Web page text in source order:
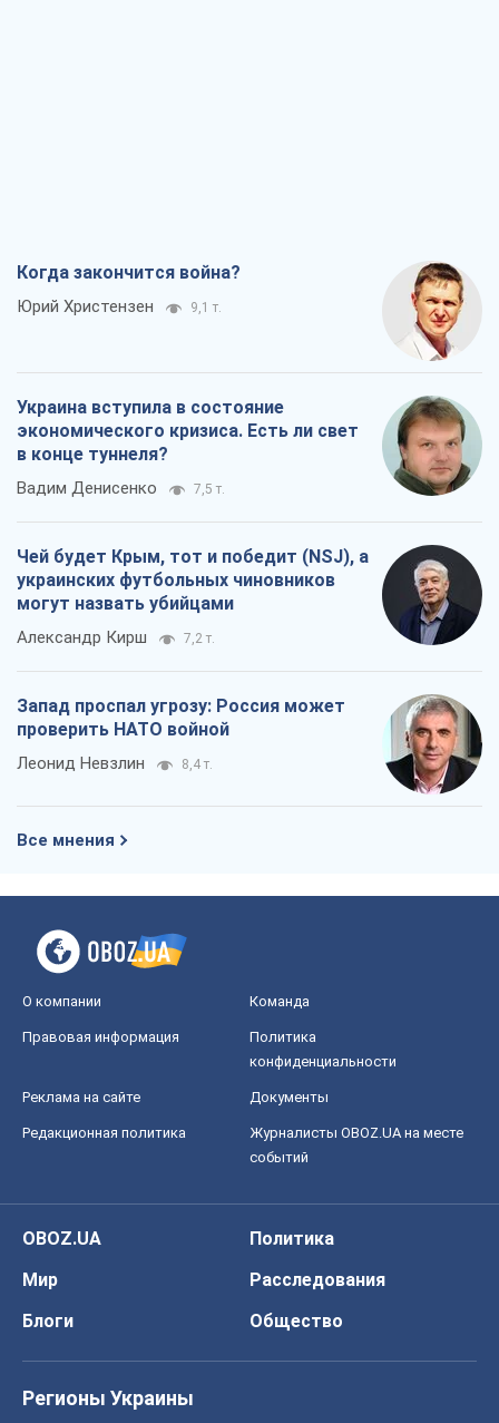
Когда закончится война?
Юрий Христензен 9,1 т.
Украина вступила в состояние
экономического кризиса. Есть ли свет
в конце туннеля?
Вадим Денисенко 7,5 т.
Чей будет Крым, тот и победит (NSJ), а
украинских футбольных чиновников
могут назвать убийцами
Александр Кирш 7,2 т.
Запад проспал угрозу: Россия может
проверить НАТО войной
Леонид Невзлин 8,4 т.
Все мнения
О компании Команда
Правовая информация
Политика
конфиденциальности
Реклама на сайте Документы
Редакционная политика
Журналисты OBOZ.UA на месте
событий
OBOZ.UA
Политика
Мир
Расследования
Блоги
Общество
Регионы Украины